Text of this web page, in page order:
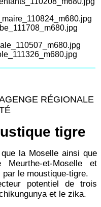
RÉGIONALE
tigre
la Moselle ainsi que
et-Moselle et
le moustique-tigre.
potentiel de trois
et le zika.